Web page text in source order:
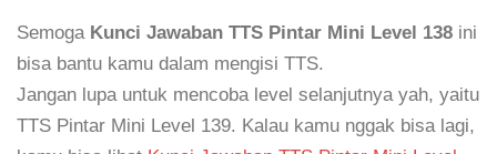
Semoga Kunci Jawaban TTS Pintar Mini Level 138 ini
bisa bantu kamu dalam mengisi TTS.
Jangan lupa untuk mencoba level selanjutnya yah, yaitu
TTS Pintar Mini Level 139. Kalau kamu nggak bisa lagi,